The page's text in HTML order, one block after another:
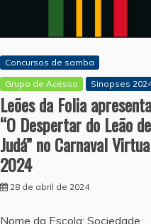
Concursos de samba
Grupo de Acesso
Sinopses
Leões da Folia
“O Despertar do Leão de
Judá” no Carnaval
2024
28 de abril de 2024
Nome da Escola: Sociedade